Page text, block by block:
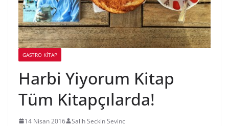
GASTRO KITAP
Harbi Yiyorum Kitap
Tüm Kitapçılarda!
14 Nisan 2016 Salih Seckin Sevinc